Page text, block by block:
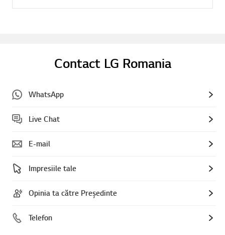
Contact LG Romania
WhatsApp
Live Chat
E-mail
Impresiile tale
Opinia ta către Președinte
Telefon